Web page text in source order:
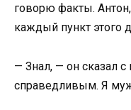
говорю факты.
каждый пункт этого
— Знал, — он сказал
справедливым. Я